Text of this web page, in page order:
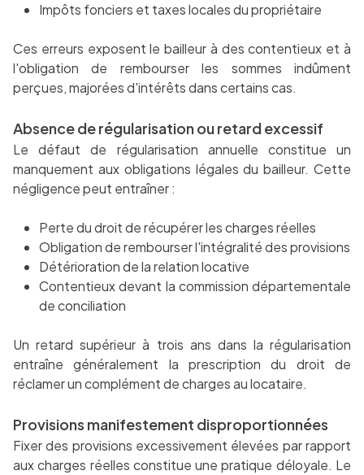
Impôts fonciers et taxes locales du propriétaire
Ces erreurs exposent le bailleur à des contentieux et à
l'obligation de rembourser les sommes indûment
perçues, majorées d'intérêts dans certains cas.
Absence de régularisation ou retard excessif
Le défaut de régularisation annuelle constitue un
manquement aux obligations légales du bailleur. Cette
négligence peut entraîner :
Perte du droit de récupérer les charges réelles
Obligation de rembourser l'intégralité des provisions
Détérioration de la relation locative
Contentieux devant la commission départementale
de conciliation
Un retard supérieur à trois ans dans la régularisation
entraîne généralement la prescription du droit de
réclamer un complément de charges au locataire.
Provisions manifestement disproportionnées
Fixer des provisions excessivement élevées par rapport
aux charges réelles constitue une pratique déloyale. Le